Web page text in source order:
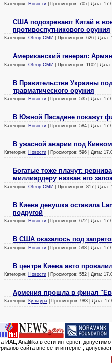
Категория: Новости | Просмотров: 705 | Дата:
США подозревают Китай в
противоспутникового оружия
Категория: Обзор СМИ | Просмотров: 626 | Дата:
Американский генерал:
Категория: Обзор СМИ | Просмотров: 1102 |
В Правительстве Украины
травматического оружия
Категория: Новости | Просмотров: 535 | Дата:
В Южной Пасадене покажут
Категория: Новости | Просмотров: 584 | Дата:
В ужасной аварии под
Категория: Новости | Просмотров: 596 | Дата:
Богатые тоже плачут:
миллиардеру назвав его
Категория: Обзор СМИ | Просмотров: 817 | Дата:
В Киеве девушка оставила
подругой
Категория: Новости | Просмотров: 672 | Дата:
В США оказалось под
Категория: Новости | Просмотров: 598 | Дата:
В центре Киева авто
Категория: Новости | Просмотров: 552 | Дата:
Армения прошла в финал
Категория: Культура | Просмотров: 983 | Дата:
ИАЦ Analitika в сети интернет,
сайта вне сети интернет,